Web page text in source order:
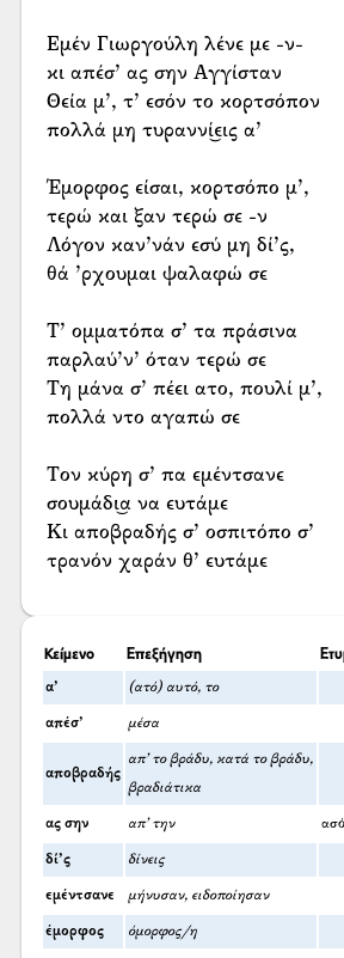
Εμέν Γιωργούλη λένε με -ν-
κι απέσ’ ας σην Αγγίσταν
Θεία μ’, τ’ εσόν το κορτσόπον
πολλά μη τυραννί͜εις α’
Έμορφος είσαι, κορτσόπο μ’,
τερώ και ξαν τερώ σε -ν
Λόγον καν’νάν εσύ μη δί’ς,
θά ’ρχουμαι ψαλαφώ σε
Τ’ ομματόπα σ’ τα πράσινα
παρλαύ’ν’ όταν τερώ σε
Τη μάνα σ’ πέει ατο, πουλί μ’,
πολλά ντο αγαπώ σε
Τον κύρη σ’ πα εμέντσανε
σουμάδι͜α να ευτάμε
Κι αποβραδής σ’ οσπιτόπο σ’
τρανόν χαράν θ’ ευτάμε
Κείμενο Επεξήγηση
α’ (ατό) αυτό, το
απέσ’ μέσα
αποβραδής
απ’ το βράδυ, κατά το βράδυ,
βραδιάτικα
ας σην απ’ την
δί’ς δίνεις
εμέντσανε μήνυσαν, ειδοποίησαν
έμορφος όμορφος/η